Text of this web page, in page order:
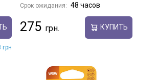
грн
Срок ожидания: 48 часов
275 КУПИТЬ